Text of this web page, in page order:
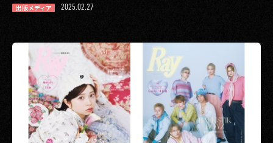
出版メディア 2025.02.27